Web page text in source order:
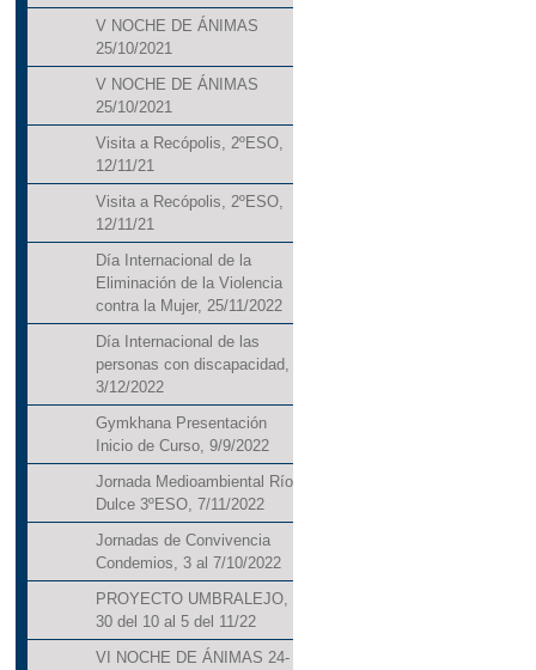
V NOCHE DE ÁNIMAS
25/10/2021
V NOCHE DE ÁNIMAS
25/10/2021
Visita a Recópolis, 2ºESO,
12/11/21
Visita a Recópolis, 2ºESO,
12/11/21
Día Internacional de la
Eliminación de la Violencia
contra la Mujer, 25/11/2022
Día Internacional de las
personas con discapacidad,
3/12/2022
Gymkhana Presentación
Inicio de Curso, 9/9/2022
Jornada Medioambiental Río
Dulce 3ºESO, 7/11/2022
Jornadas de Convivencia
Condemios, 3 al 7/10/2022
PROYECTO UMBRALEJO,
30 del 10 al 5 del 11/22
VI NOCHE DE ÁNIMAS 24-